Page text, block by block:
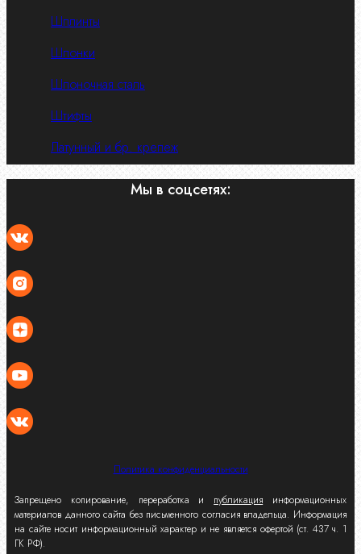
Шплинты
Шпонки
Шпоночная сталь
Штифты
Латунный и бр. крепеж
Мы в соцсетях:
Политика конфиденциальности
Запрещено копирование, переработка и публикация информационных
материалов данного сайта без письменного согласия владельца. Информация
на сайте носит информационный характер и не является офертой (ст. 437 ч. 1
ГК РФ).